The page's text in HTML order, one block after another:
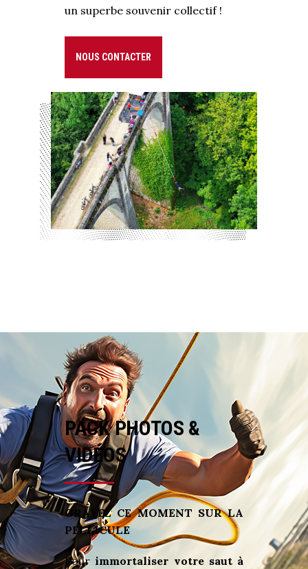
un superbe souvenir collectif !
NOUS CONTACTER
PACKPHOTOS&
VIDÉOS
GRAVEZ CE MOMENT SUR LA
PELLICULE
Pourimmortaliser votre saut à